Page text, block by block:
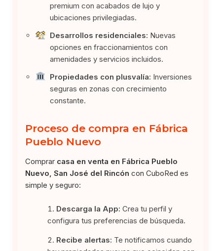
premium con acabados de lujo y
ubicaciones privilegiadas.
Desarrollos residenciales: Nuevas
opciones en fraccionamientos con
amenidades y servicios incluidos.
Propiedades con plusvalía: Inversiones
seguras en zonas con crecimiento
constante.
Proceso de compra en Fábrica
Pueblo Nuevo
Comprar casa en venta en Fábrica Pueblo
Nuevo, San José del Rincón con CuboRed es
simple y seguro:
Descarga la App: Crea tu perfil y
configura tus preferencias de búsqueda.
Recibe alertas: Te notificamos cuando